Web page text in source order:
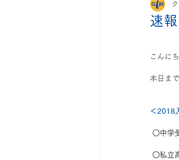
教室の出来事
速
こんに
本日ま
＜2018
〇中学
〇私立